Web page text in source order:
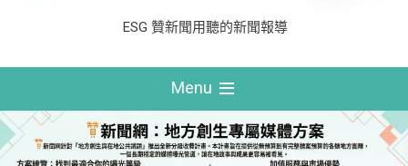
ESG 贊新聞用聽的新聞報導
Menu